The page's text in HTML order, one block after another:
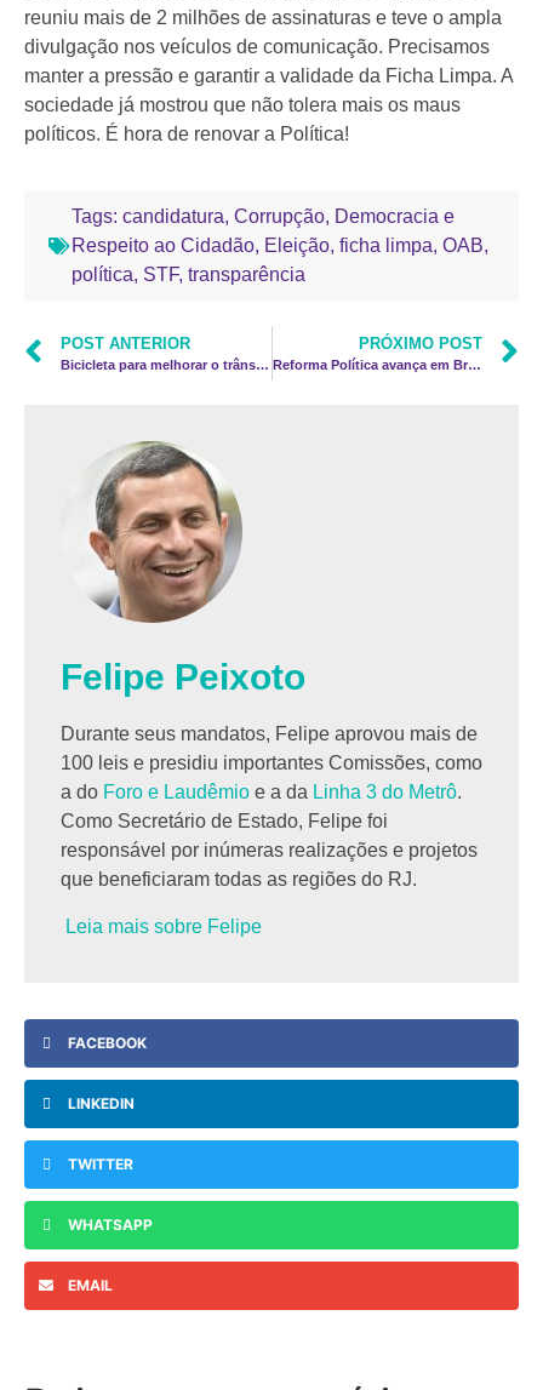
reuniu mais de 2 milhões de assinaturas e teve o ampla
divulgação nos veículos de comunicação. Precisamos
manter a pressão e garantir a validade da Ficha Limpa. A
sociedade já mostrou que não tolera mais os maus
políticos. É hora de renovar a Política!
Tags: candidatura, Corrupção, Democracia e
Respeito ao Cidadão, Eleição, ficha limpa, OAB,
política, STF, transparência
POST ANTERIOR
Bicicleta para melhorar o trânsito de Niterói
PRÓXIMO POST
Reforma Política avança em Brasília
Felipe Peixoto
Durante seus mandatos, Felipe aprovou mais de
100 leis e presidiu importantes Comissões, como
a do Foro e Laudêmio e a da Linha 3 do Metrô.
Como Secretário de Estado, Felipe foi
responsável por inúmeras realizações e projetos
que beneficiaram todas as regiões do RJ.
Leia mais sobre Felipe
FACEBOOK
LINKEDIN
TWITTER
WHATSAPP
EMAIL